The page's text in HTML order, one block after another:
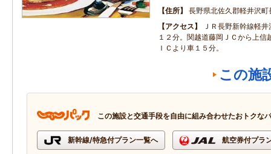
住所
長野県北佐久郡軽井沢
アクセス
ＪＲ長野新幹線軽
１２分。関越道藤岡ＪＣから上信
ＩＣより車１５分。
この施
この施設と交通手段を自由に組み合わせたおトクな
新幹線/特急付プラン一覧へ 航空券付プラ